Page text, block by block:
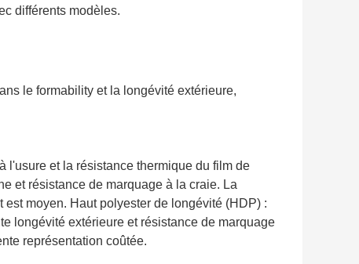
différents modèles.
le formability et la longévité extérieure,
l'usure et la résistance thermique du film de
et résistance de marquage à la craie. La
moyen. Haut polyester de longévité (HDP) :
longévité extérieure et résistance de marquage
représentation coûtée.